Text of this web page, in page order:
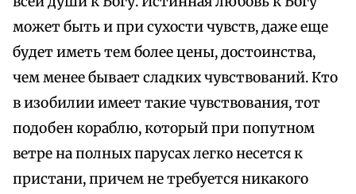
может быть и при сухости чувств, даже еще
будет иметь тем более цены, достоинства,
чем менее бывает сладких чувствований. Кто
в изобилии имеет такие чувствования, тот
подобен кораблю, который при попутном
ветре на полных парусах легко несется к
пристани, причем не требуется никакого